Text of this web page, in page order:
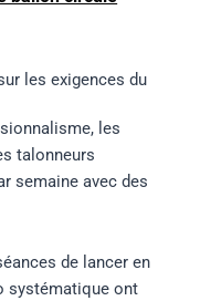
les exigences du
les
talonneurs
semaine avec des
de lancer en
systématique ont